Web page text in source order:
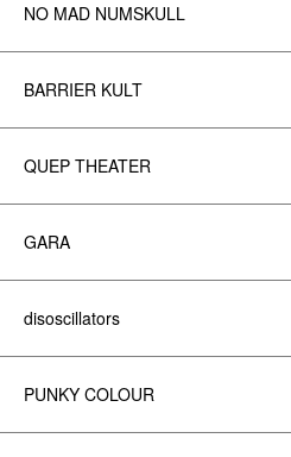
NO MAD NUMSKULL
BARRIER KULT
QUEP THEATER
GARA
disoscillators
PUNKY COLOUR